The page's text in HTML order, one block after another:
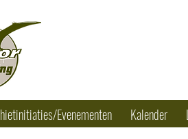
RAPTOR SHOOTING CLUB
Evenementen Kalender